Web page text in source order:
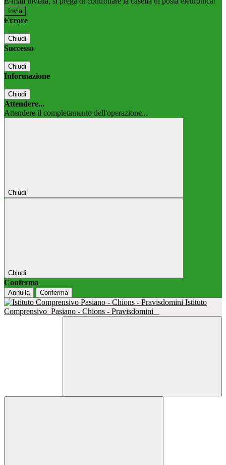
Errore
Chiudi
Successo
Chiudi
Informazione
Chiudi
Attendere...
Attendere il completamento dell'operazione...
Chiudi
Chiudi
Conferma
Annulla Conferma
Istituto
Comprensivo Pasiano - Chions - Pravisdomini